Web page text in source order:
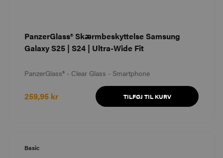
PanzerGlass® Skærmbeskyttelse Samsung
Galaxy S25 | S24 | Ultra-Wide Fit
PanzerGlass® - Clear Glass - Smartphone
259,95 kr TILFØJ TIL KURV
Basic